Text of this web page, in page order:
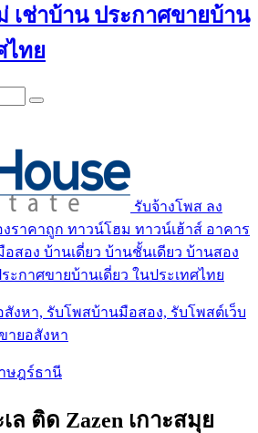
เช่าบ้าน ประกาศขายบ้าน
ไทย
รับจ้างโพส ลง
ราคาถูก ทาวน์โฮม ทาวน์เฮ้าส์ อาคาร
อง บ้านเดี่ยว บ้านชั้นเดียว บ้านสอง
ะกาศขายบ้านเดี่ยว ในประเทศไทย
สังหา, รับโพสบ้านมือสอง, รับโพสต์เว็บ
ายอสังหา
ษฎร์ธานี
ติด Zazen เกาะสมุย